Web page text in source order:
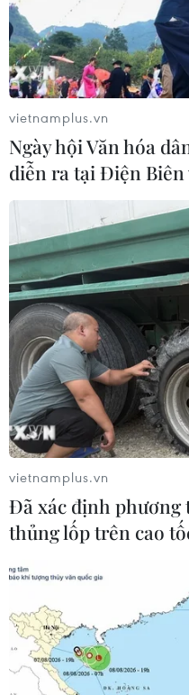
TIN CÙNG CHUYÊN
Nghệ nhân
thổi sức sống mới cho
he truyền thống
07/08/2026 03:19
Công an Lào Cai kịp
trợ người dân trong
cấp
05/08/2026 10:10
“Tỏa sáng Nghị lực
hành cùng thanh niên
“Tổ trưởng” ở vùng biên
vietnamplus.vn
Ngày hội Văn hóa
diễn ra tại Điện Biên
vietnamplus.vn
Đã xác định phương
thủng lốp trên cao